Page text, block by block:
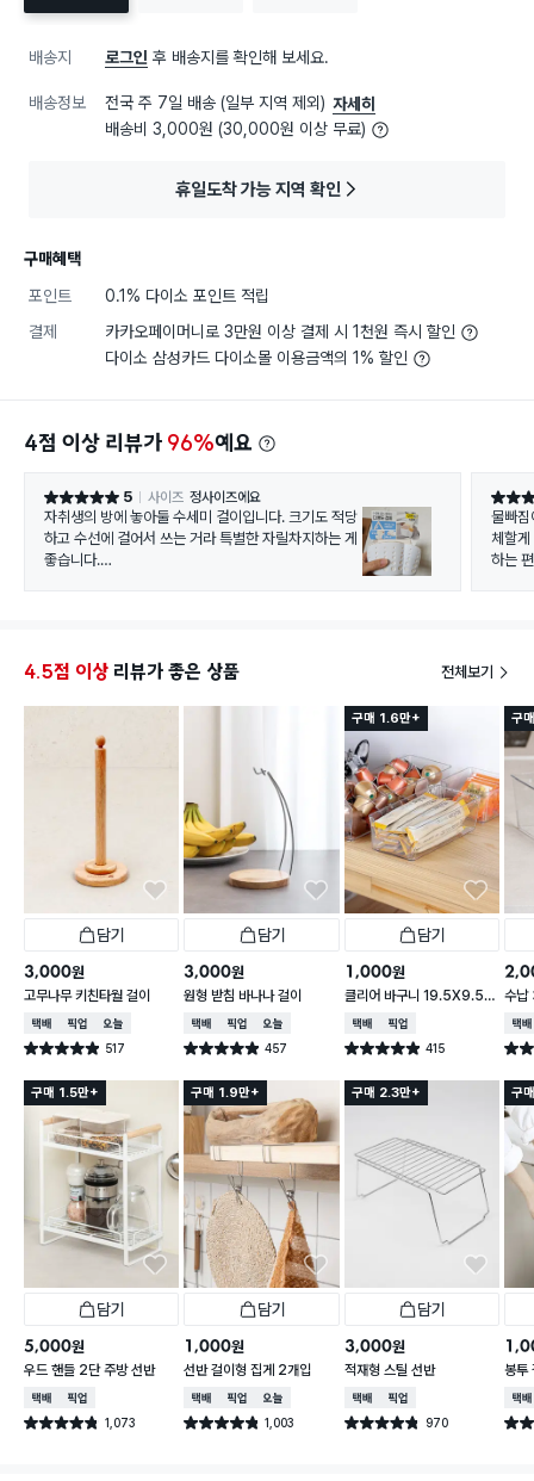
배송지 로그인 후 배송지를 확인해 보세요.
배송정보 전국 주 7일 배송 (일부 지역 제외) 자세히
배송비 3,000원 (30,000원 이상 무료)
휴일도착 가능 지역 확인
구매혜택
포인트
0.1% 다이소 포인트 적립
결제
카카오페이머니로 3만원 이상 결제 시 1천원 즉시 할인
다이소 삼성카드 다이소몰 이용금액의 1% 할인
4점 이상 리뷰가 96%예요
별점 5점 5 사이즈 정사이즈에요
자취생의 방에 놓아둘 수세미 걸이입니다. 크기도 적당
하고 수선에 걸어서 쓰는 거라 특별한 자릴차지하는 게
좋습니다.
별점 5
물빠짐
체할
하는
4.5점 이상 리뷰가 좋은 상품 전체보기
담기
3,000원
고무나무 키친타월 걸이
택배배송매장픽업오늘배송
별점 4.9점 517
건 작성
담기
3,000원
원형 받침 바나나 걸이
택배배송매장픽업오늘배송
별점 4.9점 457
건 작성
구매 1.6만+
담기
1,000원
클리어 바구니 19.5X9.5X
6.2cm
택배배송매장픽업
별점 4.9점 415
건 작성
구
수
택배
별점
구매 1.5만+
담기
5,000원
우드 핸들 2단 주방 선반
택배배송매장픽업
별점 4.8점 1,073
건 작성
구매 1.9만+
담기
1,000원
선반 걸이형 집게 2개입
택배배송매장픽업오늘배송
별점 4.8점 1,003
건 작성
구매 2.3만+
담기
3,000원
적재형 스틸 선반
택배배송매장픽업
별점 4.8점 970
건 작성
구
봉투
택배
별점